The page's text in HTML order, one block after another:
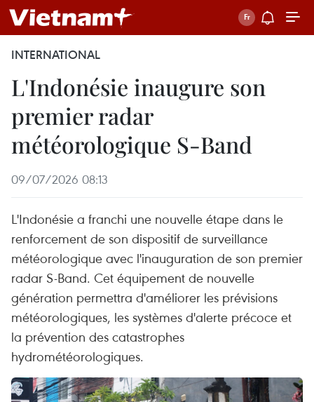
INTERNATIONAL
L'Indonésie inaugure son
premier radar
météorologique S-Band
09/07/2026 08:13
L'Indonésie a franchi une nouvelle étape dans le
renforcement de son dispositif de surveillance
météorologique avec l'inauguration de son premier
radar S-Band. Cet équipement de nouvelle
génération permettra d'améliorer les prévisions
météorologiques, les systèmes d'alerte précoce et
la prévention des catastrophes
hydrométéorologiques.